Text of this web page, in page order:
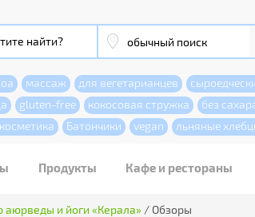
массаж для вегетарианцев
gluten-free кокосовая стружка без
Батончики vegan льняные
Продукты Кафе и рестораны
аюрведы и йоги «Керала» / Обзоры